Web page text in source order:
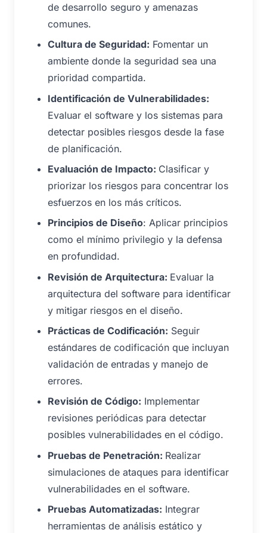
de desarrollo seguro y amenazas
comunes.
Cultura de Seguridad: Fomentar un
ambiente donde la seguridad sea una
prioridad compartida.
Identificación de Vulnerabilidades:
Evaluar el software y los sistemas para
detectar posibles riesgos desde la fase
de planificación.
Evaluación de Impacto: Clasificar y
priorizar los riesgos para concentrar los
esfuerzos en los más críticos.
Principios de Diseño: Aplicar principios
como el mínimo privilegio y la defensa
en profundidad.
Revisión de Arquitectura: Evaluar la
arquitectura del software para identificar
y mitigar riesgos en el diseño.
Prácticas de Codificación: Seguir
estándares de codificación que incluyan
validación de entradas y manejo de
errores.
Revisión de Código: Implementar
revisiones periódicas para detectar
posibles vulnerabilidades en el código.
Pruebas de Penetración: Realizar
simulaciones de ataques para identificar
vulnerabilidades en el software.
Pruebas Automatizadas: Integrar
herramientas de análisis estático y